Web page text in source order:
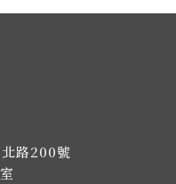
路200號